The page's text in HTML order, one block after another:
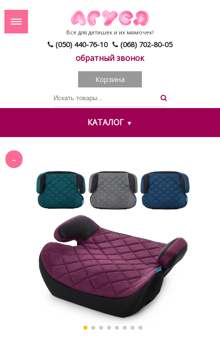
(050) 440-76-10 (068) 702-80-05
обратный звонок
Все для детишек и их мамочек!
Корзина
КАТАЛОГ